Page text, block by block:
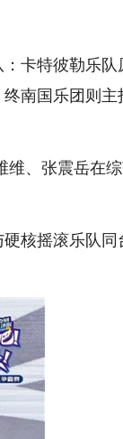
卡特彼勒乐队
南国乐团则主
维、张震岳在
核摇滚乐队同